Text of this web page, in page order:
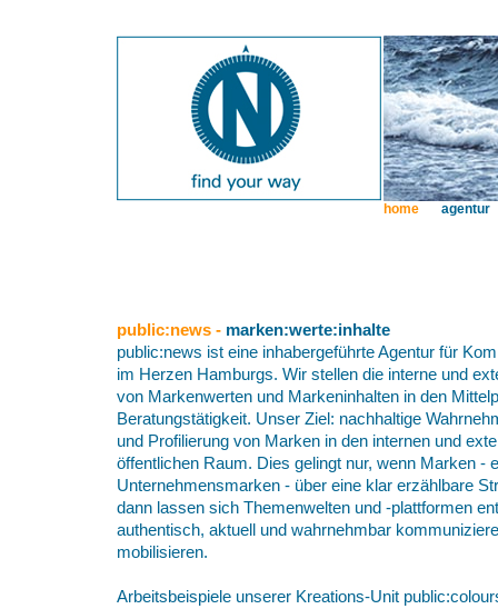
home agentur
public:news - marken:werte:inhalte
public:news ist eine inhabergeführte Agentur für
im Herzen Hamburgs. Wir stellen die interne und
von Markenwerten und Markeninhalten in den
Beratungstätigkeit. Unser Ziel: nachhaltige
und Profilierung von Marken in den internen und
öffentlichen Raum. Dies gelingt nur, wenn Marken -
Unternehmensmarken - über eine klar erzählbare
dann lassen sich Themenwelten und -plattformen
authentisch, aktuell und wahrnehmbar
mobilisieren.
Arbeitsbeispiele unserer Kreations-Unit